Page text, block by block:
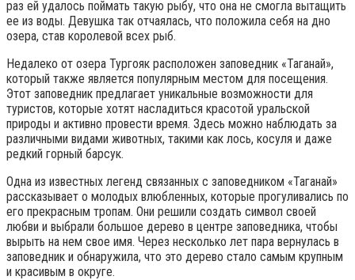
раз ей удалось поймать такую рыбу, что она не смогла вытащить
ее из воды. Девушка так отчаялась, что положила себя на дно
озера, став королевой всех рыб.
Недалеко от озера Тургояк расположен заповедник «Таганай»,
который также является популярным местом для посещения.
Этот заповедник предлагает уникальные возможности для
туристов, которые хотят насладиться красотой уральской
природы и активно провести время. Здесь можно наблюдать за
различными видами животных, такими как лось, косуля и даже
редкий горный барсук.
Одна из известных легенд связанных с заповедником «Таганай»
рассказывает о молодых влюбленных, которые прогуливались по
его прекрасным тропам. Они решили создать символ своей
любви и выбрали большое дерево в центре заповедника, чтобы
вырыть на нем свое имя. Через несколько лет пара вернулась в
заповедник и обнаружила, что это дерево стало самым крупным
и красивым в округе.